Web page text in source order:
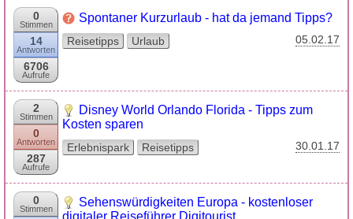
0
Stimmen
14
Antworten
6706
Aufrufe
Spontaner Kurzurlaub - hat da jemand Tipps?
Reisetipps Urlaub 05.02.17
2
Stimmen
0
Antworten
287
Aufrufe
Disney World Orlando Florida - Tipps zum
Kosten sparen
Erlebnispark Reisetipps 30.01.17
0
Stimmen
Sehenswürdigkeiten Europa - kostenloser
digitaler Reiseführer Digitourist